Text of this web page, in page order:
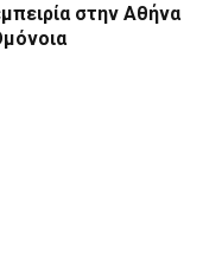
στην Αθήνα